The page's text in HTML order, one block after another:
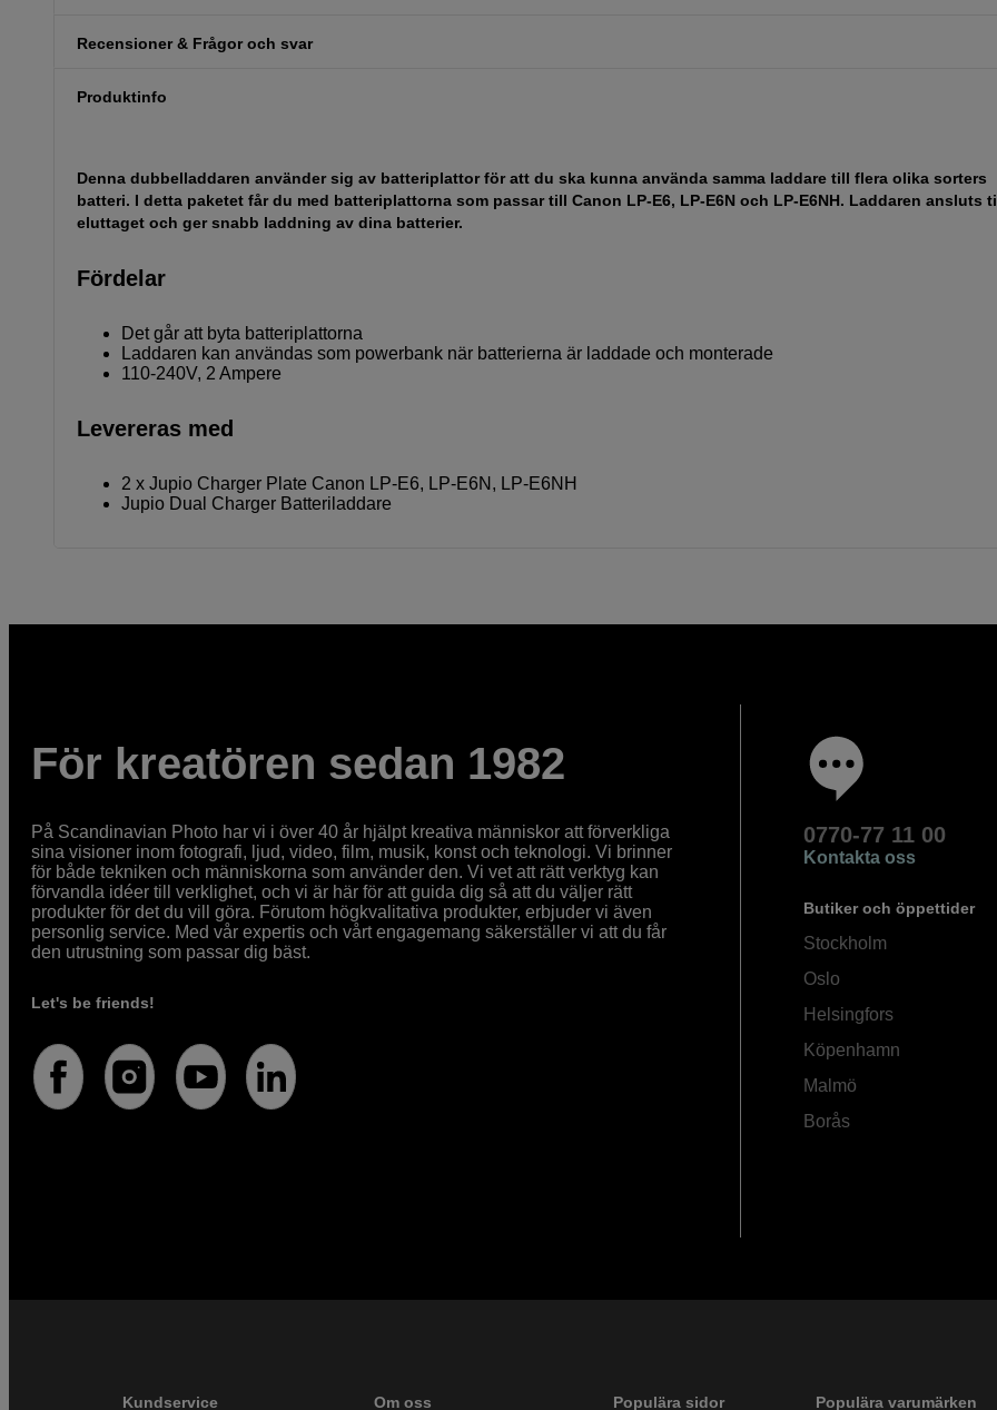
Recensioner & Frågor och svar
Produktinfo
Denna dubbelladdaren använder sig av batteriplattor för att du ska kunna använda samma laddare till flera olika sorters
batteri. I detta paketet får du med batteriplattorna som passar till Canon LP-E6, LP-E6N och LP-E6NH. Laddaren ansluts
eluttaget och ger snabb laddning av dina batterier.
Fördelar
Det går att byta batteriplattorna
Laddaren kan användas som powerbank när batterierna är laddade och monterade
110-240V, 2 Ampere
Levereras med
2 x Jupio Charger Plate Canon LP-E6, LP-E6N, LP-E6NH
Jupio Dual Charger Batteriladdare
För kreatören sedan 1982
På Scandinavian Photo har vi i över 40 år hjälpt kreativa människor att förverkliga
sina visioner inom fotografi, ljud, video, film, musik, konst och teknologi. Vi brinner
för både tekniken och människorna som använder den. Vi vet att rätt verktyg kan
förvandla idéer till verklighet, och vi är här för att guida dig så att du väljer rätt
produkter för det du vill göra. Förutom högkvalitativa produkter, erbjuder vi även
personlig service. Med vår expertis och vårt engagemang säkerställer vi att du får
den utrustning som passar dig bäst.
Let's be friends!
0770-77 11 00
Kontakta oss
Butiker och öppettider
Stockholm
Oslo
Helsingfors
Köpenhamn
Malmö
Borås
Kundservice Om oss Populära sidor Populära varumärken